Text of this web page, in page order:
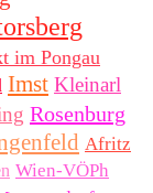
im Pongau
Imst Kleinarl
Rosenburg
Afritz
Wien-VÖPh